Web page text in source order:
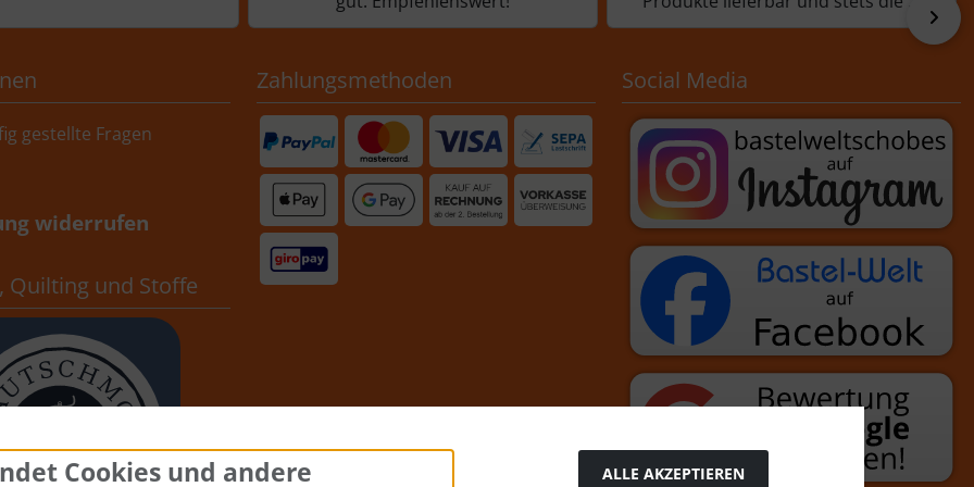
vor
gestellte Fragen
widerrufen
Quilting und Stoffe
Zahlungsmethoden Social Media
Cookies und andere ALLE AKZEPTIEREN